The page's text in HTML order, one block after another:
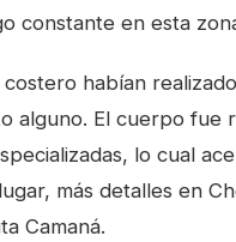
constante en esta
habían
alguno. El cuerpo
lo cual
más detalles en
Camaná.